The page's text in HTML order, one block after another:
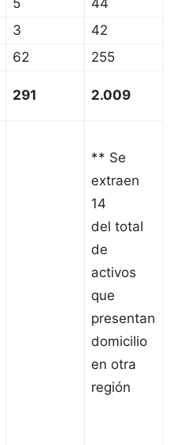
5
44
3
42
62
255
291 2.009
** Se
extraen
14
del total
de
activos
que
presentan
domicilio
en otra
región